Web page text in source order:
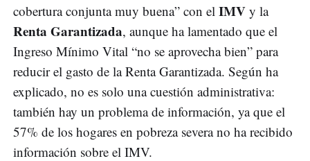
cobertura conjunta muy buena” con el IMV y la
Renta Garantizada, aunque ha lamentado que el
Ingreso Mínimo Vital “no se aprovecha bien” para
reducir el gasto de la Renta Garantizada. Según ha
explicado, no es solo una cuestión administrativa:
también hay un problema de información, ya que el
57% de los hogares en pobreza severa no ha recibido
información sobre el IMV.